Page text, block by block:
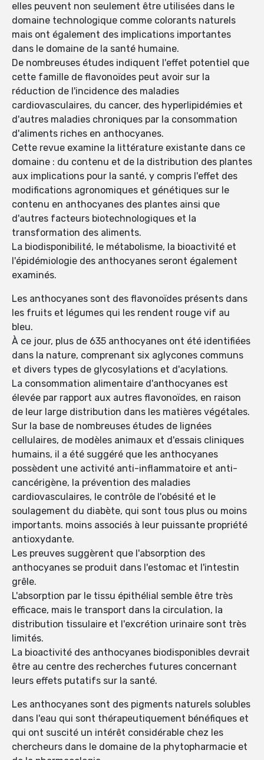
elles peuvent non seulement être utilisées dans le
domaine technologique comme colorants naturels
mais ont également des implications importantes
dans le domaine de la santé humaine.
De nombreuses études indiquent l'effet potentiel que
cette famille de flavonoïdes peut avoir sur la
réduction de l'incidence des maladies
cardiovasculaires, du cancer, des hyperlipidémies et
d'autres maladies chroniques par la consommation
d'aliments riches en anthocyanes.
Cette revue examine la littérature existante dans ce
domaine : du contenu et de la distribution des plantes
aux implications pour la santé, y compris l'effet des
modifications agronomiques et génétiques sur le
contenu en anthocyanes des plantes ainsi que
d'autres facteurs biotechnologiques et la
transformation des aliments.
La biodisponibilité, le métabolisme, la bioactivité et
l'épidémiologie des anthocyanes seront également
examinés.
Les anthocyanes sont des flavonoïdes présents dans
les fruits et légumes qui les rendent rouge vif au
bleu.
À ce jour, plus de 635 anthocyanes ont été identifiées
dans la nature, comprenant six aglycones communs
et divers types de glycosylations et d'acylations.
La consommation alimentaire d'anthocyanes est
élevée par rapport aux autres flavonoïdes, en raison
de leur large distribution dans les matières végétales.
Sur la base de nombreuses études de lignées
cellulaires, de modèles animaux et d'essais cliniques
humains, il a été suggéré que les anthocyanes
possèdent une activité anti-inflammatoire et anti-
cancérigène, la prévention des maladies
cardiovasculaires, le contrôle de l'obésité et le
soulagement du diabète, qui sont tous plus ou moins
importants. moins associés à leur puissante propriété
antioxydante.
Les preuves suggèrent que l'absorption des
anthocyanes se produit dans l'estomac et l'intestin
grêle.
L'absorption par le tissu épithélial semble être très
efficace, mais le transport dans la circulation, la
distribution tissulaire et l'excrétion urinaire sont très
limités.
La bioactivité des anthocyanes biodisponibles devrait
être au centre des recherches futures concernant
leurs effets putatifs sur la santé.
Les anthocyanes sont des pigments naturels solubles
dans l'eau qui sont thérapeutiquement bénéfiques et
qui ont suscité un intérêt considérable chez les
chercheurs dans le domaine de la phytopharmacie et